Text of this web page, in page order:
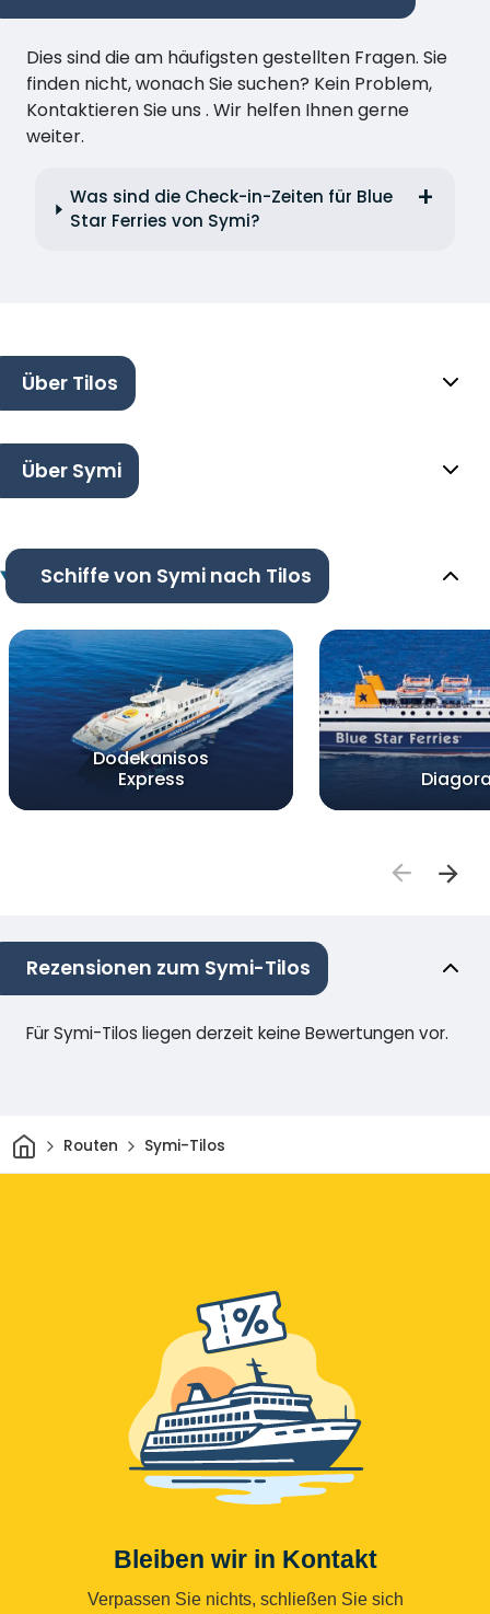
Dies sind die am häufigsten gestellten Fragen. Sie
finden nicht, wonach Sie suchen? Kein Problem,
Kontaktieren Sie uns . Wir helfen Ihnen gerne
weiter.
Was sind die Check-in-Zeiten für Blue
Star Ferries von Symi?
Über Tilos
Über Symi
Schiffe von Symi nach Tilos
Dodekanisos
Express
Rezensionen zum Symi-Tilos
Für Symi-Tilos liegen derzeit keine Bewertungen vor.
HeimRouten Symi-Tilos
Bleiben wir in Kontakt
Verpassen Sie nichts, schließen Sie sich